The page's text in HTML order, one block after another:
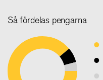
Så fördelas pengarna